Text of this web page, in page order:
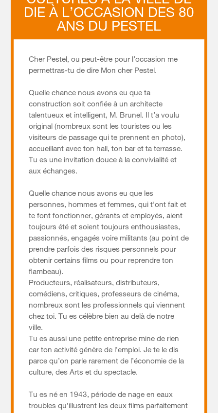
DIE À L’OCCASION DES 80
ANS DU PESTEL
Cher Pestel, ou peut-être pour l’occasion me
permettras-tu de dire Mon cher Pestel.
Quelle chance nous avons eu que ta
construction soit confiée à un architecte
talentueux et intelligent, M. Brunel. Il t’a voulu
original (nombreux sont les touristes ou les
visiteurs de passage qui te prennent en photo),
accueillant avec ton hall, ton bar et ta terrasse.
Tu es une invitation douce à la convivialité et
aux échanges.
Quelle chance nous avons eu que les
personnes, hommes et femmes, qui t’ont fait et
te font fonctionner, gérants et employés, aient
toujours été et soient toujours enthousiastes,
passionnés, engagés voire militants (au point de
prendre parfois des risques personnels pour
obtenir certains films ou pour reprendre ton
flambeau).
Producteurs, réalisateurs, distributeurs,
comédiens, critiques, professeurs de cinéma,
nombreux sont les professionnels qui viennent
chez toi. Tu es célèbre bien au delà de notre
ville.
Tu es aussi une petite entreprise mine de rien
car ton activité génère de l’emploi. Je te le dis
parce qu’on parle rarement de l’économie de la
culture, des Arts et du spectacle.
Tu es né en 1943, période de nage en eaux
troubles qu’illustrent les deux films parfaitement